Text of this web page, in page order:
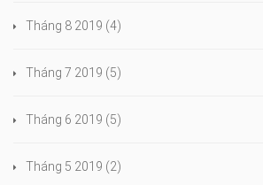
Tháng 8 2019 (4)
Tháng 7 2019 (5)
Tháng 6 2019 (5)
Tháng 5 2019 (2)